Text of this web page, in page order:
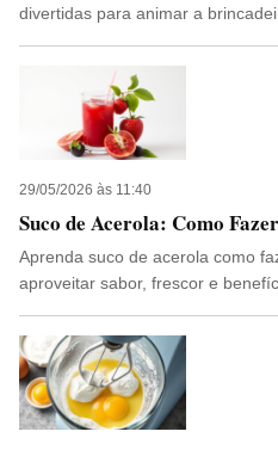
divertidas para animar a
29/05/2026 às 11:40
Suco de Acerola: Como
Aprenda suco de acerola como
aproveitar sabor, frescor e